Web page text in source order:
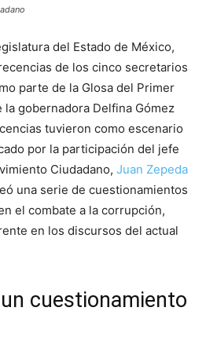
del Estado de México,
de los cinco secretarios
parte de la Glosa del Primer
gobernadora Delfina Gómez
tuvieron como escenario
por la participación del jefe
Ciudadano, Juan Zepeda
una serie de cuestionamientos
el combate a la corrupción,
en los discursos del actual
cuestionamiento